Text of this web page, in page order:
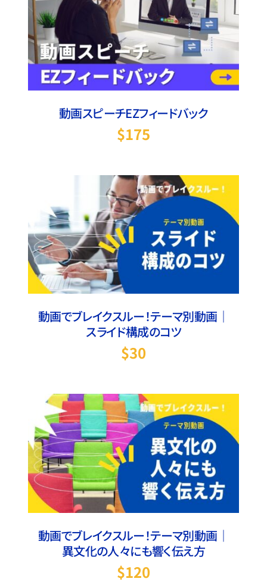
お買い物カゴに追加 / 詳細
動画スピーチEZフィードバック
$175
お買い物カゴに追加 / 詳細
動画でブレイクスルー！テーマ別動画｜
スライド構成のコツ
$30
商品を購入する / 詳細
動画でブレイクスルー！テーマ別動画｜
異文化の人々にも響く伝え方
$120